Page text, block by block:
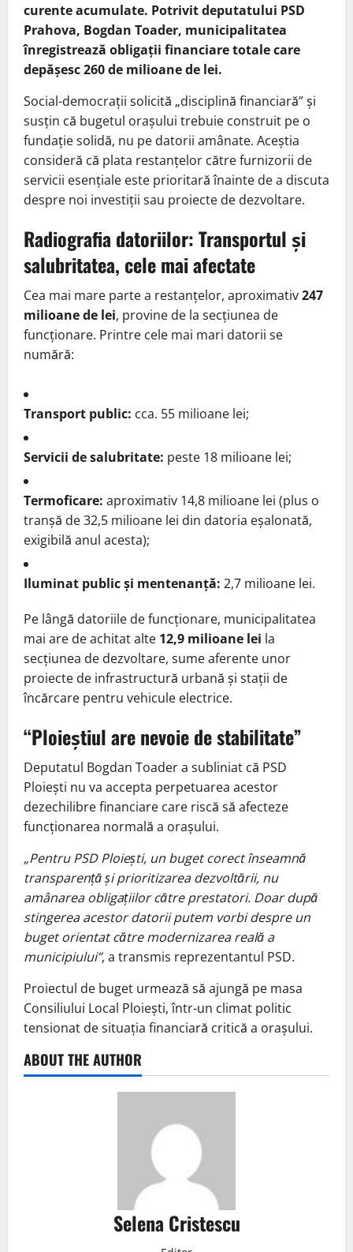
curente acumulate. Potrivit deputatului PSD
Prahova, Bogdan Toader, municipalitatea
înregistrează obligații financiare totale care
depășesc 260 de milioane de lei.
Social-democrații solicită „disciplină financiară” și
susțin că bugetul orașului trebuie construit pe o
fundație solidă, nu pe datorii amânate. Aceștia
consideră că plata restanțelor către furnizorii de
servicii esențiale este prioritară înainte de a discuta
despre noi investiții sau proiecte de dezvoltare.
Radiografia datoriilor: Transportul și
salubritatea, cele mai afectate
Cea mai mare parte a restanțelor, aproximativ247
milioane de lei, provine de la secțiunea de
funcționare. Printre cele mai mari datorii se
numără:
Transport public: cca. 55 milioane lei;
Servicii de salubritate: peste 18 milioane lei;
Termoficare: aproximativ 14,8 milioane lei (plus o
tranșă de 32,5 milioane lei din datoria eșalonată,
exigibilă anul acesta);
Iluminat public și mentenanță: 2,7 milioane lei.
Pe lângă datoriile de funcționare, municipalitatea
mai are de achitat alte 12,9 milioane lei la
secțiunea de dezvoltare, sume aferente unor
proiecte de infrastructură urbană și stații de
încărcare pentru vehicule electrice.
“Ploieștiul are nevoie de stabilitate”
Deputatul Bogdan Toader a subliniat că PSD
Ploiești nu va accepta perpetuarea acestor
dezechilibre financiare care riscă să afecteze
funcționarea normală a orașului.
„Pentru PSD Ploiești, un buget corect înseamnă
transparență și prioritizarea dezvoltării, nu
amânarea obligațiilor către prestatori. Doar după
stingerea acestor datorii putem vorbi despre un
buget orientat către modernizarea reală a
municipiului”, a transmis reprezentantul PSD.
Proiectul de buget urmează să ajungă pe masa
Consiliului Local Ploiești, într-un climat politic
tensionat de situația financiară critică a orașului.
ABOUT THE AUTHOR
Selena Cristescu